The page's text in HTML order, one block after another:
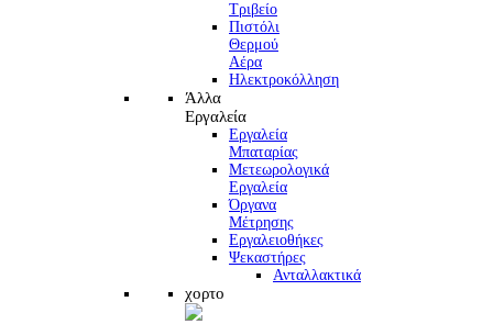
Τριβείο
Πιστόλι
Θερμού
Αέρα
Ηλεκτροκόλληση
Άλλα
Εργαλεία
Εργαλεία
Μπαταρίας
Μετεωρολογικά
Εργαλεία
Όργανα
Μέτρησης
Εργαλειοθήκες
Ψεκαστήρες
Ανταλλακτικά
χορτο